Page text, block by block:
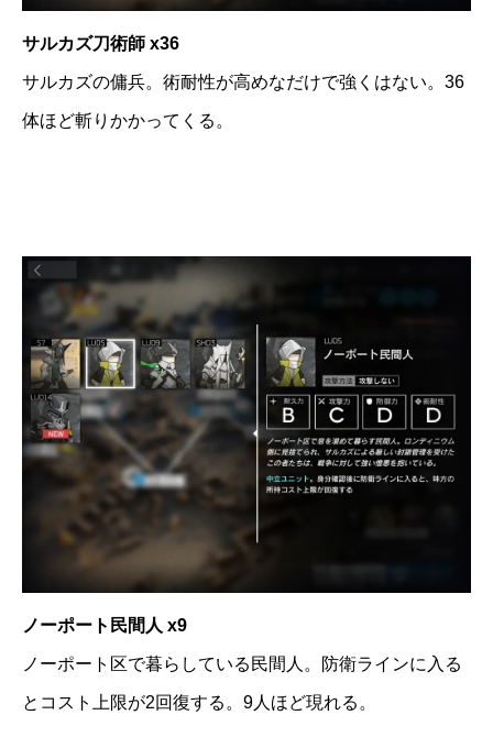
サルカズ刀術師 x36
サルカズの傭兵。術耐性が高めなだけで強くはない。36
体ほど斬りかかってくる。
ノーポート民間人 x9
ノーポート区で暮らしている民間人。防衛ラインに入る
とコスト上限が2回復する。9人ほど現れる。